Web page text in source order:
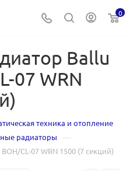
0
Ballu
07 WRN
техника и отопление
радиаторы —
CL-07 WRN 1500 (7 секций)